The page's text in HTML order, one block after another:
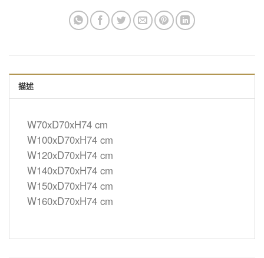
描述
W70xD70xH74 cm
W100xD70xH74 cm
W120xD70xH74 cm
W140xD70xH74 cm
W150xD70xH74 cm
W160xD70xH74 cm